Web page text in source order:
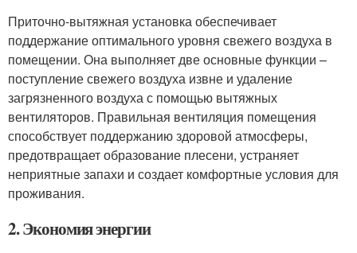
Приточно-вытяжная установка обеспечивает
поддержание оптимального уровня свежего воздуха в
помещении. Она выполняет две основные функции –
поступление свежего воздуха извне и удаление
загрязненного воздуха с помощью вытяжных
вентиляторов. Правильная вентиляция помещения
способствует поддержанию здоровой атмосферы,
предотвращает образование плесени, устраняет
неприятные запахи и создает комфортные условия для
проживания.
2. Экономия энергии